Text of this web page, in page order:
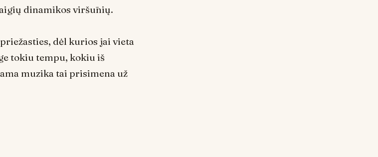
dinamikos viršūnių.
dėl kurios jai vieta
tokiu tempu, kokiu iš
muzika tai prisimena už